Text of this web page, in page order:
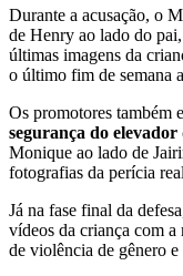
Durante a acusação, o
de Henry ao lado do
últimas imagens da
o último fim de semana
Os promotores também
segurança do
Monique ao lado de
fotografias da perícia
Já na fase final da
vídeos da criança com a
de violência de gênero